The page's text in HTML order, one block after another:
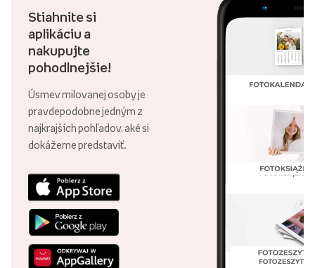
Stiahnite si
aplikáciu a
nakupujte
pohodlnejšie!
Úsmev milovanej osoby je
pravdepodobne jedným z
najkrajších pohľadov, aké si
dokážeme predstaviť.